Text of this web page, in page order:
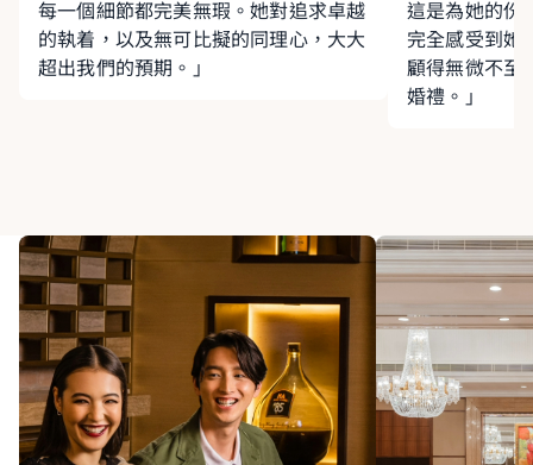
每一個細節都完美無瑕。她對追求卓越
的執着，以及無可比擬的同理心，大大
超出我們的預期。」
這是為她的份
完全感受到她
顧得無微不至
婚禮。」